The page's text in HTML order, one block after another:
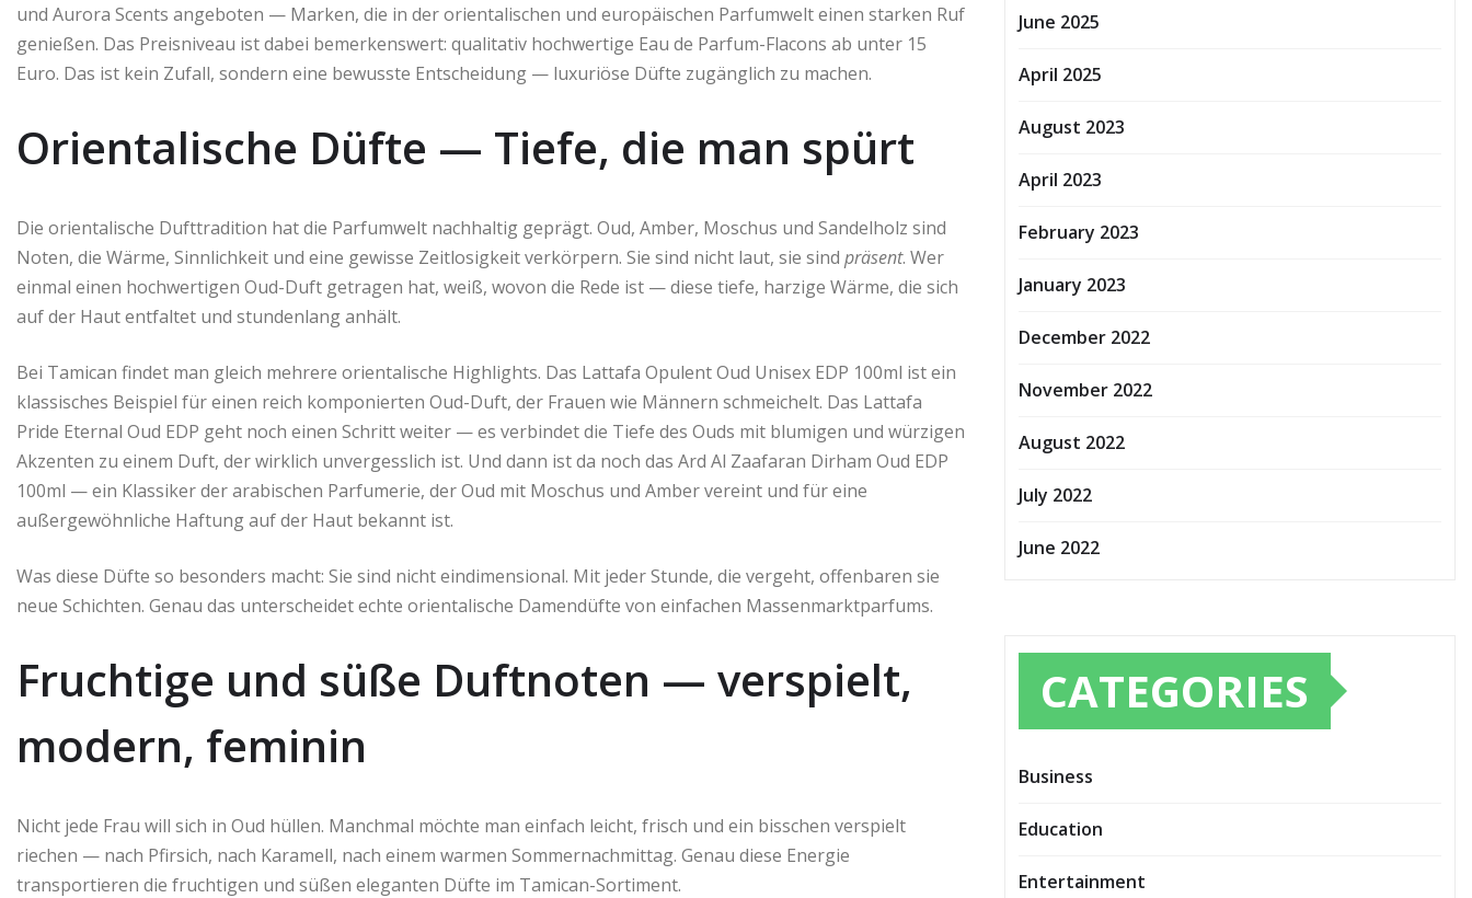
und Aurora Scents angeboten — Marken, die in der orientalischen und europäischen Parfumwelt einen starken Ruf
genießen. Das Preisniveau ist dabei bemerkenswert: qualitativ hochwertige Eau de Parfum-Flacons ab unter 15
Euro. Das ist kein Zufall, sondern eine bewusste Entscheidung — luxuriöse Düfte zugänglich zu machen.
Orientalische Düfte — Tiefe, die man spürt
Die orientalische Dufttradition hat die Parfumwelt nachhaltig geprägt. Oud, Amber, Moschus und Sandelholz sind
Noten, die Wärme, Sinnlichkeit und eine gewisse Zeitlosigkeit verkörpern. Sie sind nicht laut, sie sind präsent. Wer
einmal einen hochwertigen Oud-Duft getragen hat, weiß, wovon die Rede ist — diese tiefe, harzige Wärme, die sich
auf der Haut entfaltet und stundenlang anhält.
Bei Tamican findet man gleich mehrere orientalische Highlights. Das Lattafa Opulent Oud Unisex EDP 100ml ist ein
klassisches Beispiel für einen reich komponierten Oud-Duft, der Frauen wie Männern schmeichelt. Das Lattafa
Pride Eternal Oud EDP geht noch einen Schritt weiter — es verbindet die Tiefe des Ouds mit blumigen und würzigen
Akzenten zu einem Duft, der wirklich unvergesslich ist. Und dann ist da noch das Ard Al Zaafaran Dirham Oud EDP
100ml — ein Klassiker der arabischen Parfumerie, der Oud mit Moschus und Amber vereint und für eine
außergewöhnliche Haftung auf der Haut bekannt ist.
Was diese Düfte so besonders macht: Sie sind nicht eindimensional. Mit jeder Stunde, die vergeht, offenbaren sie
neue Schichten. Genau das unterscheidet echte orientalische Damendüfte von einfachen Massenmarktparfums.
Fruchtige und süße Duftnoten — verspielt,
modern, feminin
Nicht jede Frau will sich in Oud hüllen. Manchmal möchte man einfach leicht, frisch und ein bisschen verspielt
riechen — nach Pfirsich, nach Karamell, nach einem warmen Sommernachmittag. Genau diese Energie
transportieren die fruchtigen und süßen eleganten Düfte im Tamican-Sortiment.
June 2025
April 2025
August 2023
April 2023
February 2023
January 2023
December 2022
November 2022
August 2022
July 2022
June 2022
CATEGORIES
Business
Education
Entertainment